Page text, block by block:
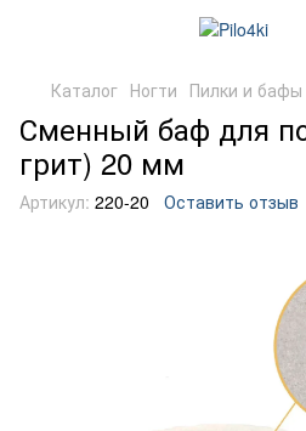
Каталог Ногти Пилки и бафы
Сменный баф для
грит) 20 мм
Артикул: 220-20 Оставить отзыв